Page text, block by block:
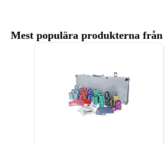
Mest populära produkterna